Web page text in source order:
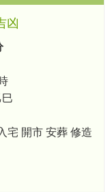
凶
宅 開市 安葬 修造